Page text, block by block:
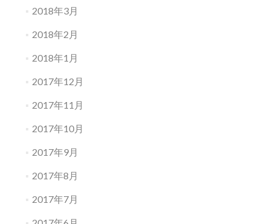
2018年3月
2018年2月
2018年1月
2017年12月
2017年11月
2017年10月
2017年9月
2017年8月
2017年7月